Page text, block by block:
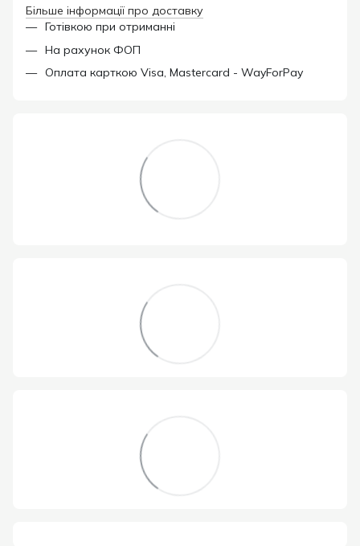
Більше інформації про доставку
Готівкою при отриманні
На рахунок ФОП
Оплата карткою Visa, Mastercard - WayForPay